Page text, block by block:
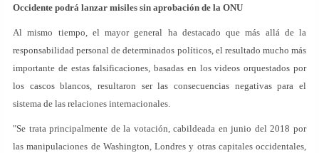
Occidente podrá lanzar misiles sin aprobación de la ONU
Al mismo tiempo, el mayor general ha destacado que más allá de la
responsabilidad personal de determinados políticos, el resultado mucho más
importante de estas falsificaciones, basadas en los videos orquestados por
los cascos blancos, resultaron ser las consecuencias negativas para el
sistema de las relaciones internacionales.
"Se trata principalmente de la votación, cabildeada en junio del 2018 por
las manipulaciones de Washington, Londres y otras capitales occidentales,